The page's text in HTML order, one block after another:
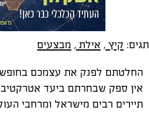
תגים: קיץ , אילת , מבצעים
החלטתם לפנק את עצמכם
אין ספק שבחרתם ביעד
תיירים רבים מישראל ומרחבי